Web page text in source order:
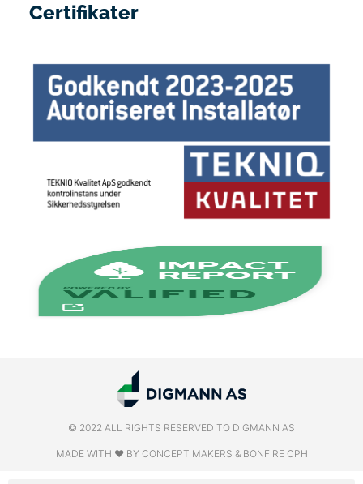
Certifikater
© 2022 ALL RIGHTS RESERVED​ TO DIGMANN AS
MADE WITH ❤ BY CONCEPT MAKERS & BONFIRE CPH